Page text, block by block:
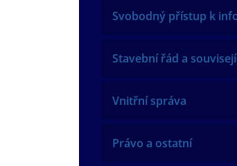
Svobodný přístup k
Stavební řád a
Vnitřní správa
Právo a ostatní